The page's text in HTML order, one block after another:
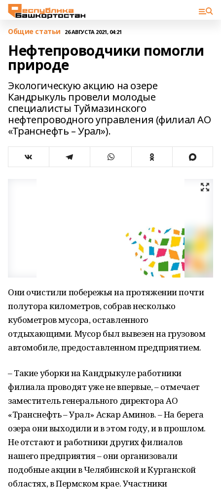
Общие статьи 26 АВГУСТА 2021, 04:21
Нефтепроводчики помогли
природе
Экологическую акцию на озере
Кандрыкуль провели молодые
специалисты Туймазинского
нефтепроводного управления (филиал АО
«Транснефть – Урал»).
Они очистили побережья на протяжении почти
полутора километров, собрав несколько
кубометров мусора, оставленного
отдыхающими. Мусор был вывезен на грузовом
автомобиле, предоставленном предприятием.
– Такие уборки на Кандрыкуле работники
филиала проводят уже не впервые, – отмечает
заместитель генерального директора АО
«Транснефть – Урал» Аскар Аминов. – На берега
озера они выходили и в этом году, и в прошлом.
Не отстают и работники других филиалов
нашего предприятия – они организовали
подобные акции в Челябинской и Курганской
областях, в Пермском крае. Участники